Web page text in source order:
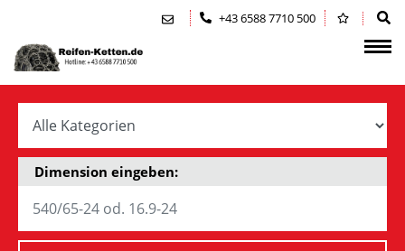
Zum Inhalt springen (Alt+0)
Zum Hauptmenü springen (Alt+1)+43 6588 7710 500
Dimension eingeben: